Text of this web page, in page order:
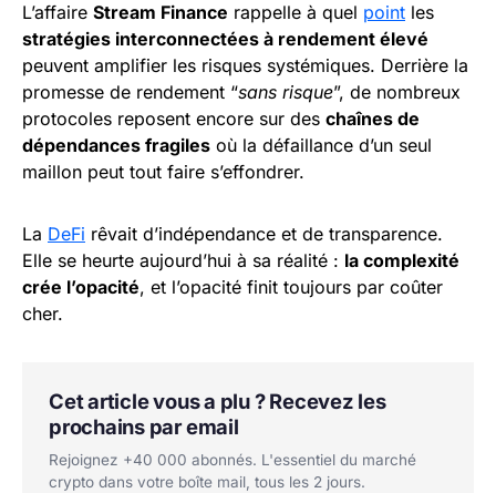
L’affaire Stream Finance rappelle à quel point les
stratégies interconnectées à rendement élevé
peuvent amplifier les risques systémiques. Derrière la
promesse de rendement “sans risque”, de nombreux
protocoles reposent encore sur des chaînes de
dépendances fragiles où la défaillance d’un seul
maillon peut tout faire s’effondrer.
La DeFi rêvait d’indépendance et de transparence.
Elle se heurte aujourd’hui à sa réalité : la complexité
crée l’opacité, et l’opacité finit toujours par coûter
cher.
Cet article vous a plu ? Recevez les
prochains par email
Rejoignez +40 000 abonnés. L'essentiel du marché
crypto dans votre boîte mail, tous les 2 jours.